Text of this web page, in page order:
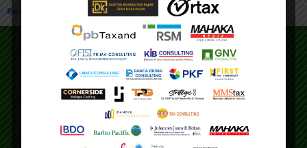
Read More »
Address
Main Office
Gedung IKPI, Jl. Condet Pejaten No. 3B
Pejaten Barat - Pasar Minggu
Jakarta Selatan 12510